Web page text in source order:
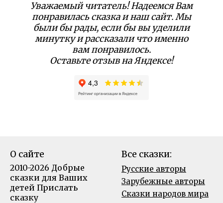
Уважаемый читатель! Надеемся Вам
понравилась сказка и наш сайт. Мы
были бы рады, если бы вы уделили
минутку и рассказали что именно
вам понравилось.
Оставьте отзыв на Яндексе!
О сайте
2010-2026 Добрые
сказки для Ваших
детей Прислать
сказку
Все сказки:
Русские авторы
Зарубежные авторы
Сказки народов мира